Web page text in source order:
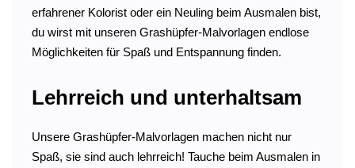
erfahrener Kolorist oder ein Neuling beim Ausmalen bist,
du wirst mit unseren Grashüpfer-Malvorlagen endlose
Möglichkeiten für Spaß und Entspannung finden.
Lehrreich und unterhaltsam
Unsere Grashüpfer-Malvorlagen machen nicht nur
Spaß, sie sind auch lehrreich! Tauche beim Ausmalen in